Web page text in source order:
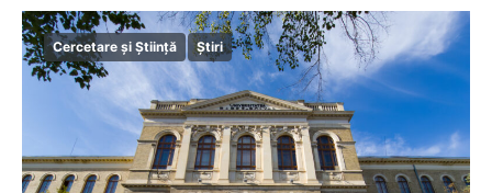
Cercetare și Știință Știri